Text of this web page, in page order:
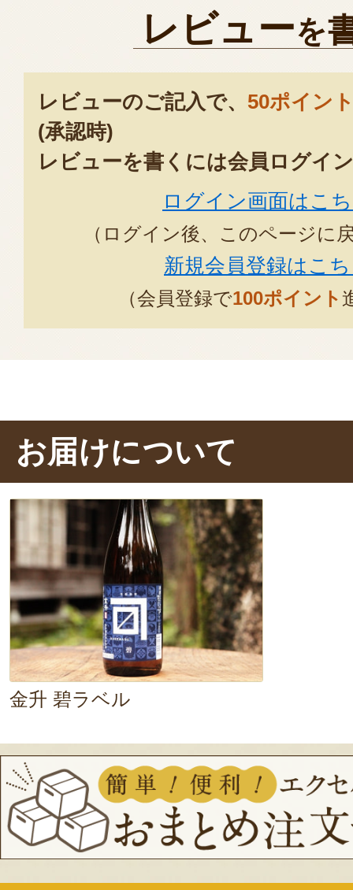
レビューを
レビューのご記入で、 50ポイン
(承認時)
レビューを書くには会員ログイ
ログイン画面はこ
（ログイン後、このページに
新規会員登録はこ
（会員登録で100ポイント
お届けについて
金升 碧ラベル